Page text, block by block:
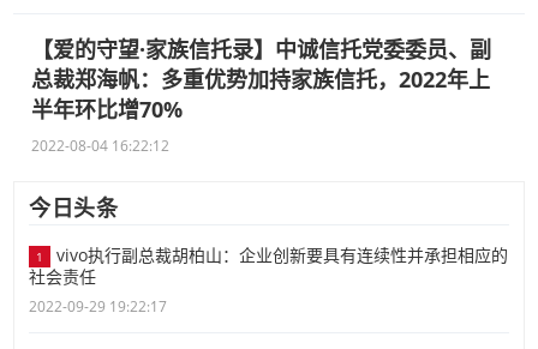
【爱的守望·家族信托录】中诚信托党委委员、副
总裁郑海帆：多重优势加持家族信托，2022年上
半年环比增70%
2022-08-04 16:22:12
今日头条
1
vivo执行副总裁胡柏山：企业创新要具有连续性并承担相应的
社会责任
2022-09-29 19:22:17